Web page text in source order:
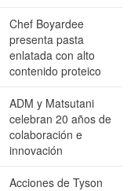
Chef Boyardee
presenta pasta
enlatada con alto
contenido proteico
ADM y Matsutani
celebran 20 años de
colaboración e
innovación
Acciones de Tyson